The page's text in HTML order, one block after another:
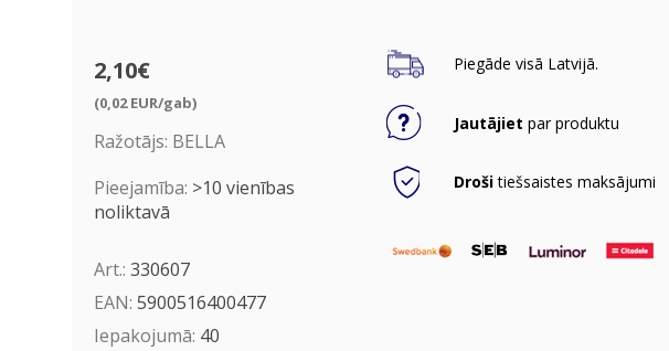
2,10€
(0,02 EUR/gab)
Ražotājs: BELLA
Pieejamība: >10 vienības
noliktavā
Art.: 330607
EAN: 5900516400477
Iepakojumā: 40
Piegāde visā Latvijā.
Jautājiet par produktu
Drošitiešsaistes maksājumi